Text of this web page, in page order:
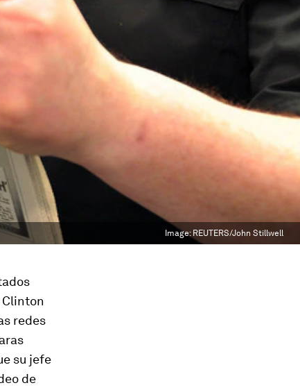
Image: REUTERS/John Stillwell
redes
su jefe
de